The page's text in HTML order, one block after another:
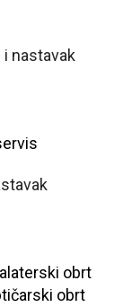
nastavak
godina
obrt
obrt